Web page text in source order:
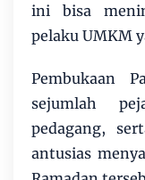
ini bisa
pelaku UMKM
Pembukaan
sejumlah
pedagang,
antusias